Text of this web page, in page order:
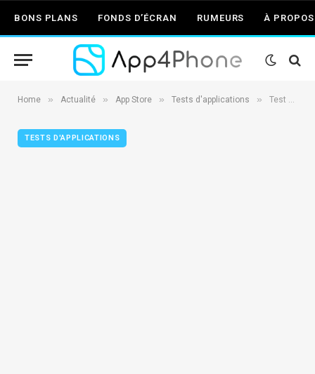
BONS PLANS FONDS D’ÉCRAN RUMEURS À PROPOS
Home » Actualité » App Store » Tests d'applications » Test de ShadowGun, un jeu digne des consoles de salon ! (3.99€)
TESTS D'APPLICATIONS